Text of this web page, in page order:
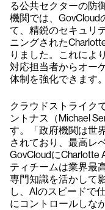
る公共セクターの防
機関では、GovCloud
て、精鋭のセキュリ
ニングされた
りました。これによ
対応担当者からオー
体制を強化できます。
クラウドストライク
ントナス（Michael
す。「政府機関は世
されており、最高レ
GovCloudにCharlotte
ティチームは業界最
専門知識を活かして
し、AIのスピードで
にコントロールしな